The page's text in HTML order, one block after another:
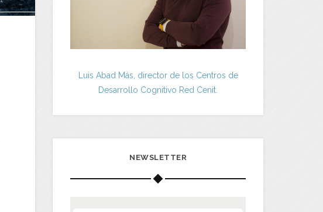
Luis Abad Más, director de los Centros de
Desarrollo Cognitivo Red Cenit.
NEWSLETTER